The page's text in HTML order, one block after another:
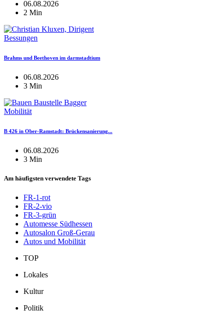
06.08.2026
2 Min
Bessungen
Brahms und Beethoven im darmstadtium
06.08.2026
3 Min
Mobilität
B 426 in Ober-Ramstadt: Brückensanierung...
06.08.2026
3 Min
Am häufigsten verwendete Tags
FR-1-rot
FR-2-vio
FR-3-grün
Automesse Südhessen
Autosalon Groß-Gerau
Autos und Mobilität
TOP
Lokales
Kultur
Politik